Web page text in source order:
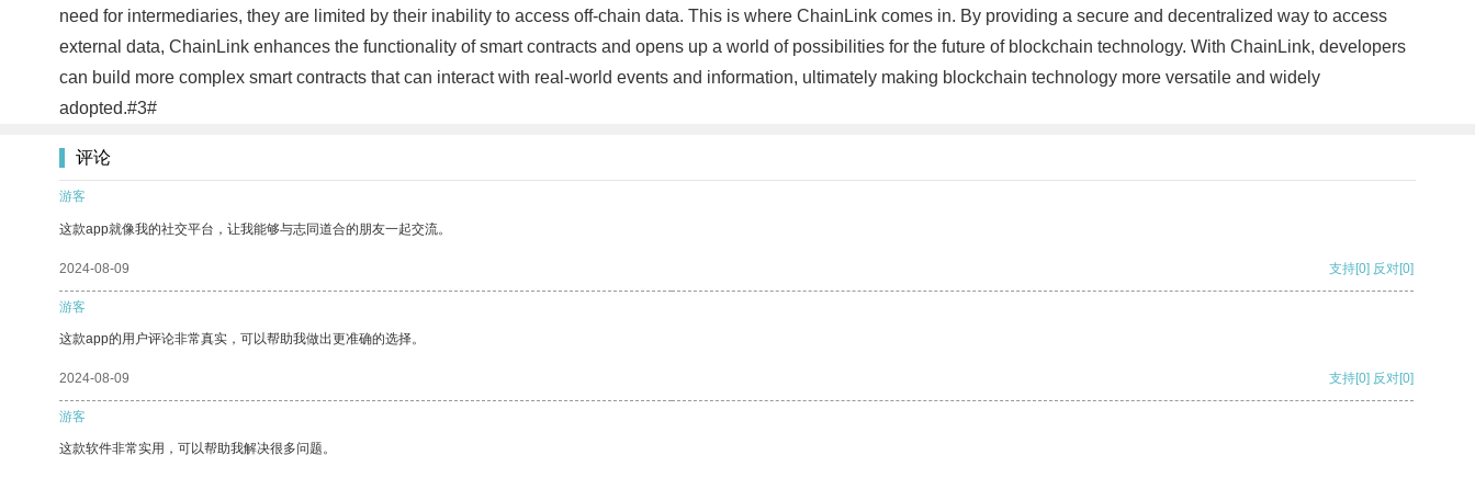
need for intermediaries, they are limited by their inability to access off-chain data. This is where ChainLink comes in. By providing a secure and decentralized way to access
external data, ChainLink enhances the functionality of smart contracts and opens up a world of possibilities for the future of blockchain technology. With ChainLink, developers
can build more complex smart contracts that can interact with real-world events and information, ultimately making blockchain technology more versatile and widely
adopted.#3#
评论
游客
这款app就像我的社交平台，让我能够与志同道合的朋友一起交流。
2024-08-09 支持[0] 反对[0]
游客
这款app的用户评论非常真实，可以帮助我做出更准确的选择。
2024-08-09 支持[0] 反对[0]
游客
这款软件非常实用，可以帮助我解决很多问题。